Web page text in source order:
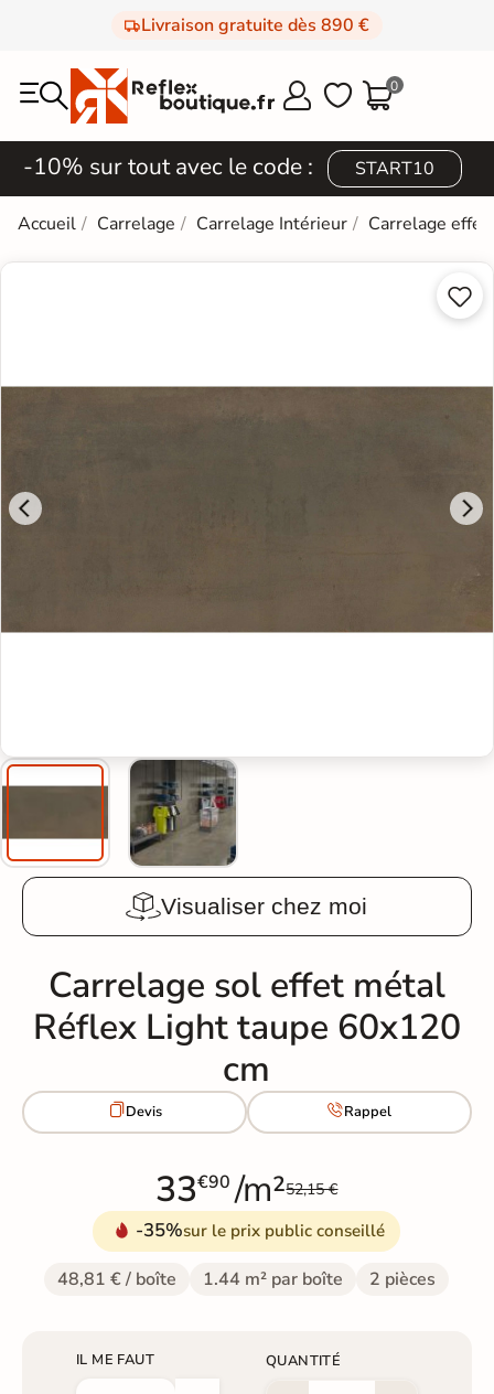
Livraison gratuite dès 890 €
  0
-10% sur tout avec le code : START10
Accueil Carrelage Carrelage Intérieur Carrelage


Visualiser chez moi
Carrelage sol effet métal
Réflex Light taupe 60x120
cm
Devis Rappel
33€90 /m²52,15 €
-35%sur le prix public conseillé
48,81 € / boîte 1.44 m² par boîte 2 pièces
IL ME FAUT QUANTITÉ